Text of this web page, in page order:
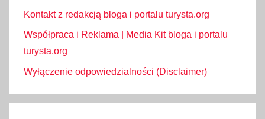
Kontakt z redakcją bloga i portalu turysta.org
Współpraca i Reklama | Media Kit bloga i portalu
turysta.org
Wyłączenie odpowiedzialności (Disclaimer)